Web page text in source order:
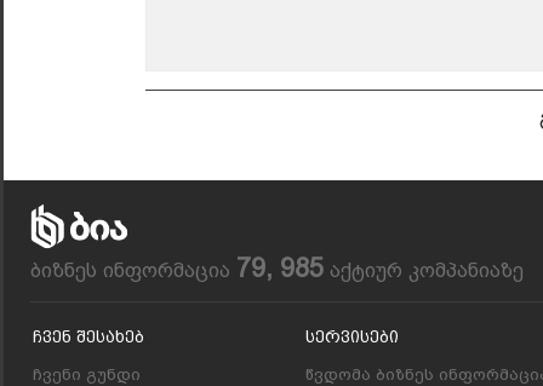
ბიზნეს ინფორმაცია 79, 985 აქტიურ კომპანიაზე
Ჩვენ Შესახებ
ჩვენი გუნდი
Სერვისები
წვდომა ბიზნეს